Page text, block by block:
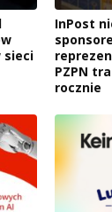
sieci
InPost
PZPN
rocznie